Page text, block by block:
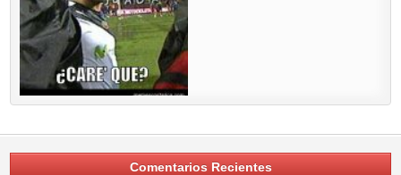
Comentarios Recientes